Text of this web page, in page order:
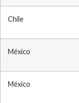
Chile
México
México